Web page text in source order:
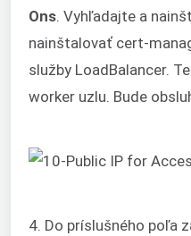
Ons . Vyhľadajte a
nainštalovať cert-
služby LoadBalancer.
worker uzlu. Bude
4. Do príslušného poľa